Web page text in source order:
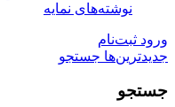
نوشته‌های نمایه
ورود ثبت‌نام
جدیدترین‌ها جستجو
جستجو